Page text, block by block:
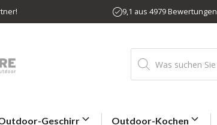
9,1 aus 4979 Bewertungen
Products
search
Geschirr Outdoor-Kochen